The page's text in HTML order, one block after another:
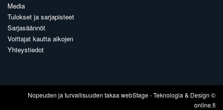
Media
Tulokset ja sarjapisteet
Sarjasäännöt
Voittajat kautta aikojen
Yhteystiedot
Nopeuden ja turvallisuuden takaa webStage- Teknologia & Design ©
online.fi